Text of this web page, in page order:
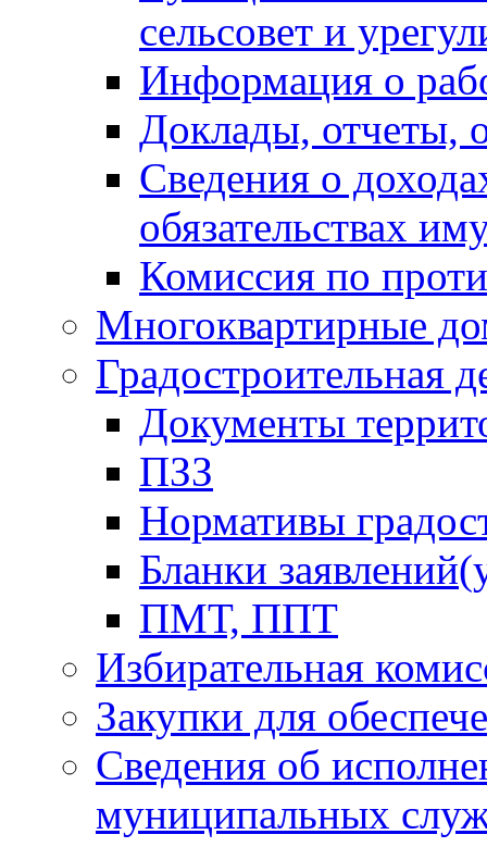
сельсовет и
Информация о
Доклады, отчеты,
Сведения о
обязательствах
Комиссия по
Многоквартирные
Градостроительная
Документы
ПЗЗ
Нормативы
Бланки
ПМТ, ППТ
Избирательная
Закупки для
Сведения об
муниципальных